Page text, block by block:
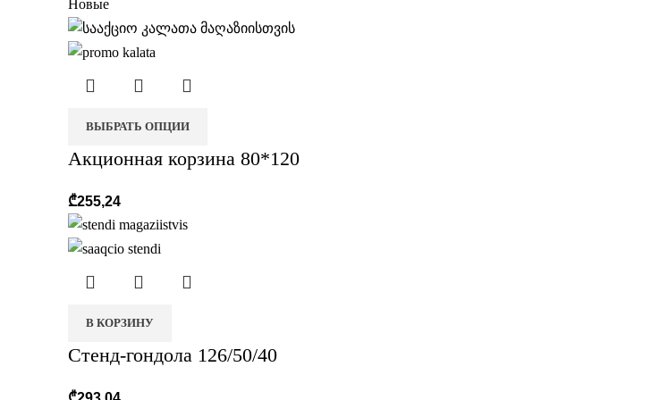
Новые
ВЫБРАТЬ ОПЦИИ
Акционная корзина 80*120
₾255,24
В КОРЗИНУ
Стенд-гондола 126/50/40